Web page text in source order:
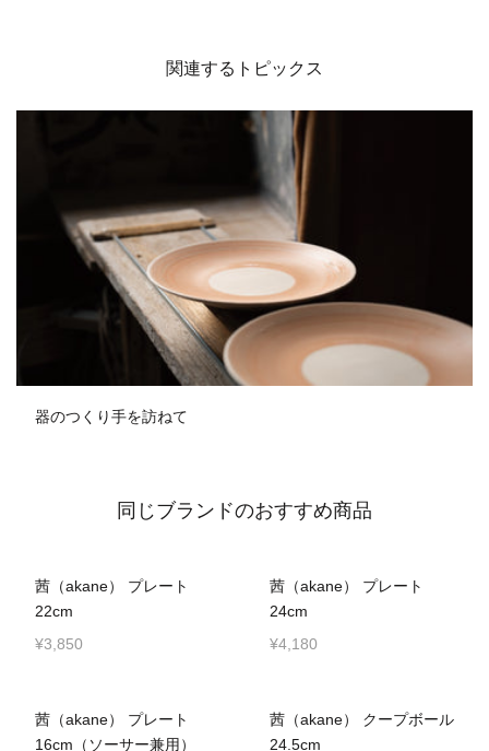
関連するトピックス
器のつくり手を訪ねて
同じブランドのおすすめ商品
茜（akane） プレート
22cm
¥3,850
茜（akane） プレート
24cm
¥4,180
茜（akane） プレート
16cm（ソーサー兼用）
茜（akane） クープボール
24.5cm